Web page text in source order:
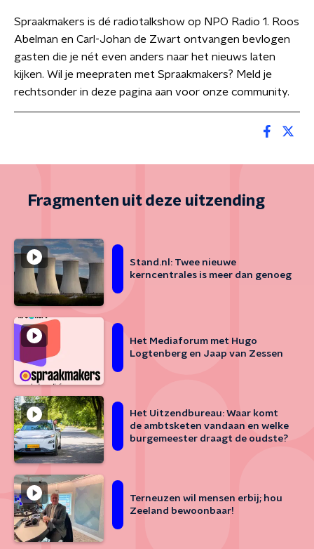
Spraakmakers is dé radiotalkshow op NPO Radio 1. Roos
Abelman en Carl-Johan de Zwart ontvangen bevlogen
gasten die je nét even anders naar het nieuws laten
kijken. Wil je meepraten met Spraakmakers? Meld je
rechtsonder in deze pagina aan voor onze community.
Fragmenten uit deze uitzending
Stand.nl: Twee nieuwe
kerncentrales is meer dan genoeg
Het Mediaforum met Hugo
Logtenberg en Jaap van Zessen
Het Uitzendbureau: Waar komt
de ambtsketen vandaan en welke
burgemeester draagt de oudste?
Terneuzen wil mensen erbij; hou
Zeeland bewoonbaar!